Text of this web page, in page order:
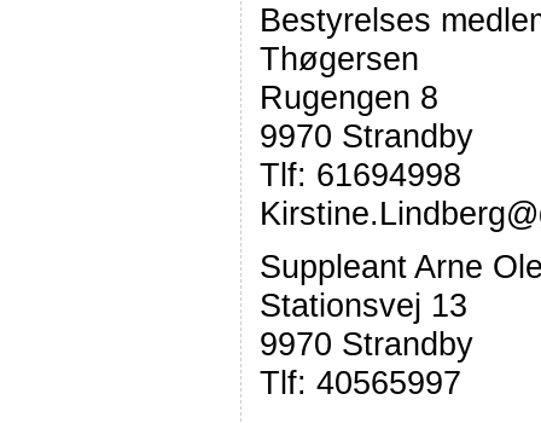
Bestyrelses
Thøgersen
Rugengen 8
9970 Strandby
Tlf: 61694998
Suppleant Arne
Stationsvej 13
9970 Strandby
Tlf: 40565997